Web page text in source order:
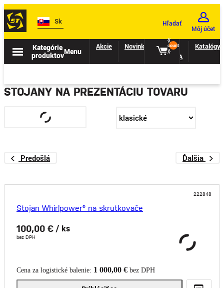
Sk Hľadať
Môj účet
{{
count
}}
Kategórie
produktovMenu
Akcie Novinky
II.
TRIEDA
Katalógy
STOJANY NA PREZENTÁCIU TOVARU
Predošlá Ďalšia
222848
Stojan Whirlpower® na skrutkovače
100,00 € / ks
bez DPH
Cena za logistické balenie: 1 000,00 € bez DPH